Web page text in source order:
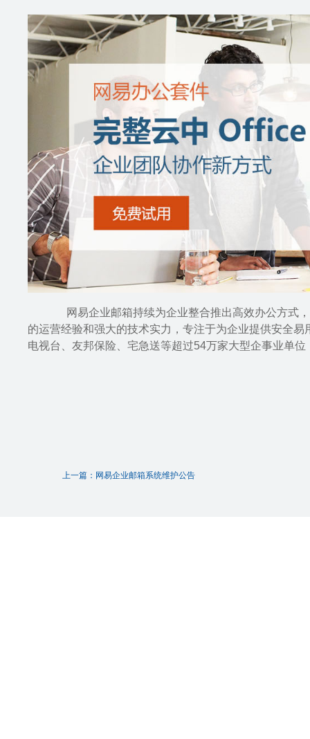
网易企业邮箱持续为企业整合推出高效办公方式，
的运营经验和强大的技术实力，专注于为企业提供安全
电视台、友邦保险、宅急送等超过54万家大型企事业单
上一篇：网易企业邮箱系统维护公告